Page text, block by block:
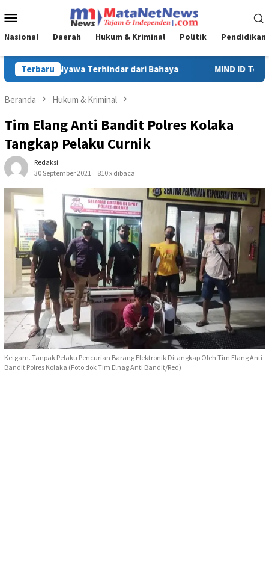
ke
Mobile
Nasional Daerah Hukum & Kriminal Politik Pendidikan
Terbaru
MIND ID Tegaskan Dukungan Penuh Bagi PT Vale di
Beranda Hukum & Kriminal
Tim Elang Anti Bandit Polres Kolaka
Tangkap Pelaku Curnik
Redaksi
30 September 2021
810 x dibaca
Ketgam. Tanpak Pelaku Pencurian Barang Elektronik Ditangkap Oleh Tim Elang Anti
Bandit Polres Kolaka (Foto dok Tim Elnag Anti Bandit/Red)